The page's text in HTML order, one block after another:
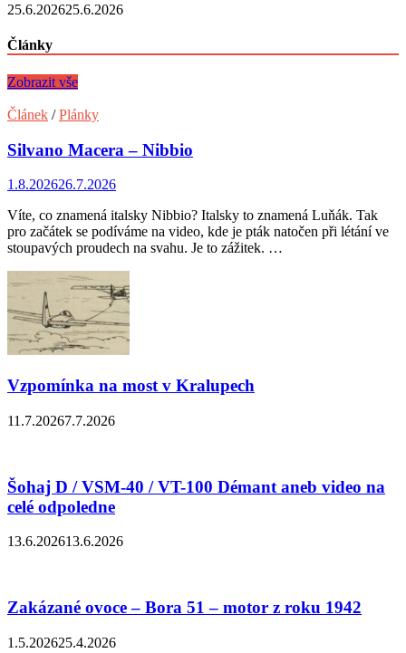
25.6.202625.6.2026
Články
Zobrazit vše
Článek /Plánky
Silvano Macera – Nibbio
1.8.202626.7.2026
Víte, co znamená italsky Nibbio? Italsky to znamená Luňák. Tak
pro začátek se podíváme na video, kde je pták natočen při létání ve
stoupavých proudech na svahu. Je to zážitek. …
Vzpomínka na most v Kralupech
11.7.20267.7.2026
Šohaj D / VSM-40 / VT-100 Démant aneb video na
celé odpoledne
13.6.202613.6.2026
Zakázané ovoce – Bora 51 – motor z roku 1942
1.5.202625.4.2026